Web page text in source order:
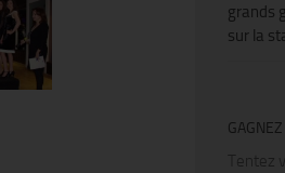
grands
sur la
Tentez